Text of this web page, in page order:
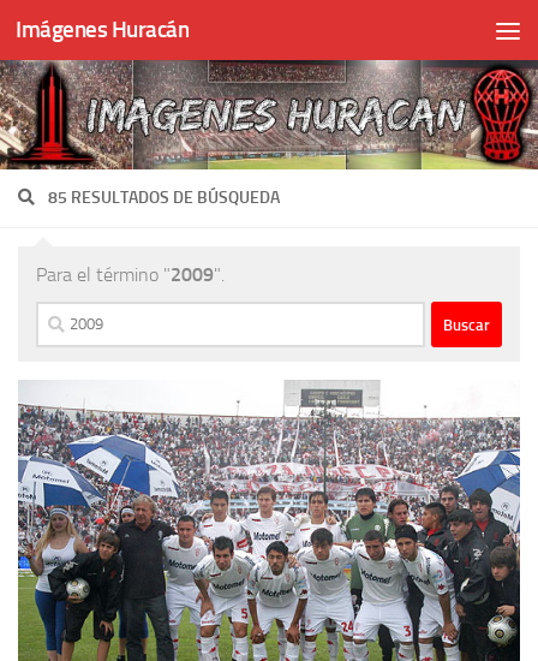
Skip to content
Imágenes Huracán
85 RESULTADOS DE BÚSQUEDA
Para el término "2009".
Buscar: